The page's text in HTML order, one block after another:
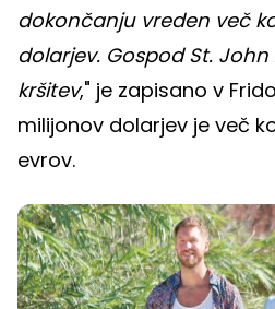
dokončanju vreden več
dolarjev. Gospod St.
kršitev," je zapisano v
milijonov dolarjev je več
evrov.